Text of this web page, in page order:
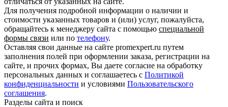
Для получения подробной информации о наличии и
стоимости указанных товаров и (или) услуг, пожалуйста,
обращайтесь к менеджеру сайта с помощью специальной
формы связи или по телефону.
Оставляя свои данные на сайте promexpert.ru путем
заполнения полей при оформлении заказа, регистрации на
сайте, и прочих формах, Вы даете согласие на обработку
персональных данных и соглашаетесь с Политикой
конфиденциальности и условиями Пользовательского
соглашения.
Разделы сайта и поиск